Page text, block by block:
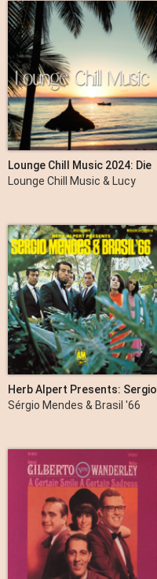
Lounge Chill Music 2024: Die
beste Lounge Chill-Musik, die
Lounge Chill Music & Lucy
Herb Alpert Presents: Sergio
Mendes & Brazil '66
Sérgio Mendes & Brasil '66